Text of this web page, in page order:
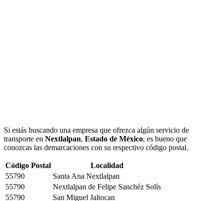
Si estás buscando una empresa que ofrezca algún servicio de
transporte en Nextlalpan, Estado de México, es bueno que
conozcas las demarcaciones con su respectivo código postal.
Código Postal
Localidad
55790
Santa Ana Nextlalpan
55790
Nextlalpan de Felipe Sanchéz Solís
55790
San Miguel Jaltocan